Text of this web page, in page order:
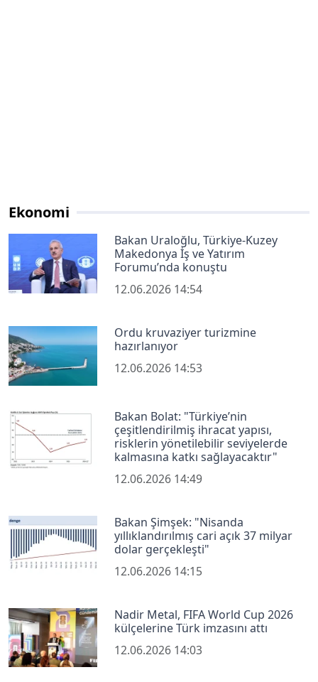
Ekonomi
Bakan Uraloğlu, Türkiye-Kuzey
Makedonya İş ve Yatırım
Forumu’nda konuştu
12.06.2026 14:54
Ordu kruvaziyer turizmine
hazırlanıyor
12.06.2026 14:53
Bakan Bolat: "Türkiye’nin
çeşitlendirilmiş ihracat yapısı,
risklerin yönetilebilir seviyelerde
kalmasına katkı sağlayacaktır"
12.06.2026 14:49
Bakan Şimşek: "Nisanda
yıllıklandırılmış cari açık 37 milyar
dolar gerçekleşti"
12.06.2026 14:15
Nadir Metal, FIFA World Cup 2026
külçelerine Türk imzasını attı
12.06.2026 14:03